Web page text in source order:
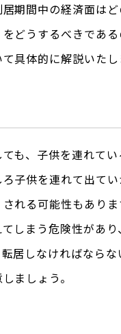
期間中の経済面は
どうするべきであ
具体的に解説いたし
も、子供を連れて
子供を連れて出て
れる可能性もあり
しまう危険性があ
居しなければなら
ましょう。